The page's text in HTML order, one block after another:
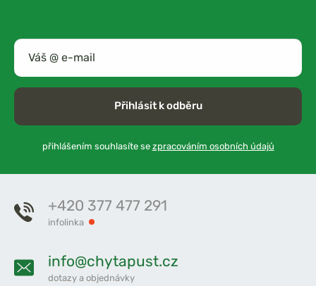
Přihlásit k odběru
přihlášením souhlasíte se zpracováním osobních údajů
+420 377 477 291
infolinka
info@chytapust.cz
dotazy a objednávky